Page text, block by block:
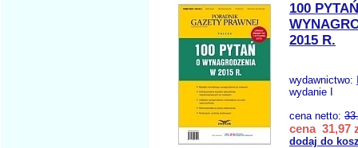
100
2015 R.
wydawnictwo:
wydanie I
cena netto:
cena 31,97
dodaj do